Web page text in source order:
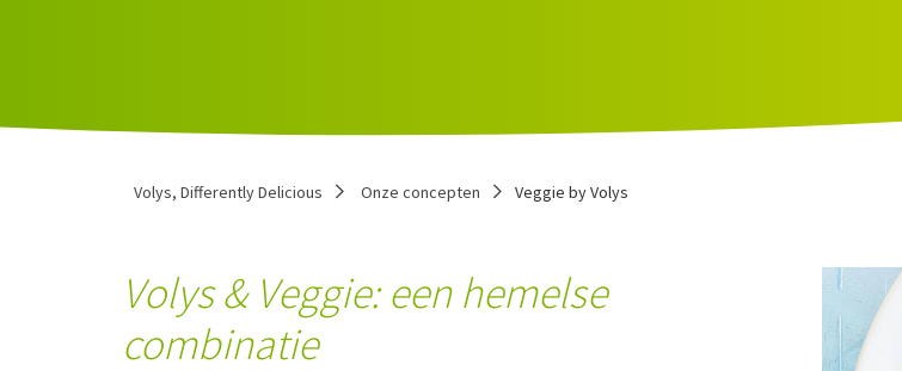
Volys, Differently Delicious Onze concepten Veggie by Volys
Volys & Veggie: een hemelse
combinatie